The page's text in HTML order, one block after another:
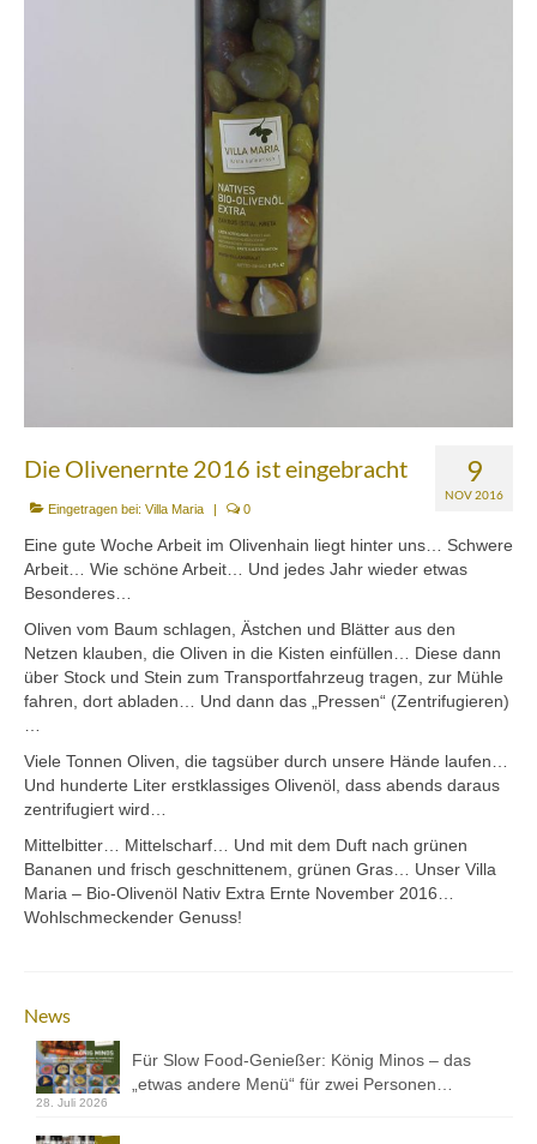
Mittagstisch (DI bis FR, 12.00 bis 14.30 Uhr)
Frühstück (DI bis SA, 10.00 bis 12.00h) &
Brunch (DO, FR und SA, 11.00 bis 13.00 Uhr)
Mezedes & Salat
Bio-Olivenöl & Bio-Oliven
Eingelegtes & Eingekochtes
Früchte in Sirup, Honig & Marmelade
Küchenaccessoires
Kräuter, Tee & Salz
Wein, Raki & Ver juice
Kontakt
Downloads
Datenschutz
9
NOV 2016
Die Olivenernte 2016 ist eingebracht
Eingetragen bei: Villa Maria | 0
Eine gute Woche Arbeit im Olivenhain liegt hinter uns… Schwere
Arbeit… Wie schöne Arbeit… Und jedes Jahr wieder etwas
Besonderes…
Oliven vom Baum schlagen, Ästchen und Blätter aus den
Netzen klauben, die Oliven in die Kisten einfüllen… Diese dann
über Stock und Stein zum Transportfahrzeug tragen, zur Mühle
fahren, dort abladen… Und dann das „Pressen“ (Zentrifugieren)
Viele Tonnen Oliven, die tagsüber durch unsere Hände laufen…
Und hunderte Liter erstklassiges Olivenöl, dass abends daraus
zentrifugiert wird…
Mittelbitter… Mittelscharf… Und mit dem Duft nach grünen
Bananen und frisch geschnittenem, grünen Gras… Unser Villa
Maria – Bio-Olivenöl Nativ Extra Ernte November 2016…
Wohlschmeckender Genuss!
News
Für Slow Food-Genießer: König Minos – das
„etwas andere Menü“ für zwei Personen…
28. Juli 2026